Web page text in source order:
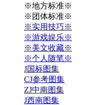
※地方标准※
※团体标准※
※实用技巧※
※游戏娱乐※
※美文收藏※
※个人随笔※
J国标图集
CJ参考图集
ZJ中南图集
J西南图集